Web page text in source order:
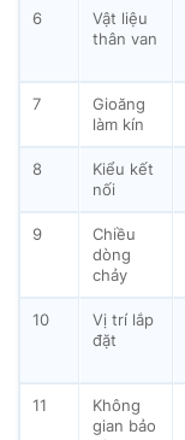
6
Vật liệu
thân van
7
Gioăng
làm kín
8
Kiểu kết
nối
9
Chiều
dòng
chảy
10
Vị trí lắp
đặt
11
Không
gian bảo